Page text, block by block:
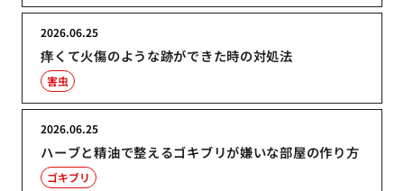
痒くて火傷のような跡ができた時の対処法
2026.06.25
害虫
ハーブと精油で整えるゴキブリが嫌いな部屋の作り方
2026.06.25
ゴキブリ